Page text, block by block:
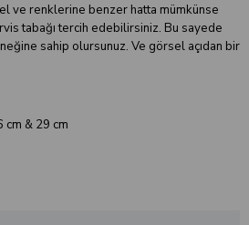
ve renklerine benzer hatta mümkünse
tabağı tercih edebilirsiniz. Bu sayede
sahip olursunuz. Ve görsel açıdan bir
& 29 cm